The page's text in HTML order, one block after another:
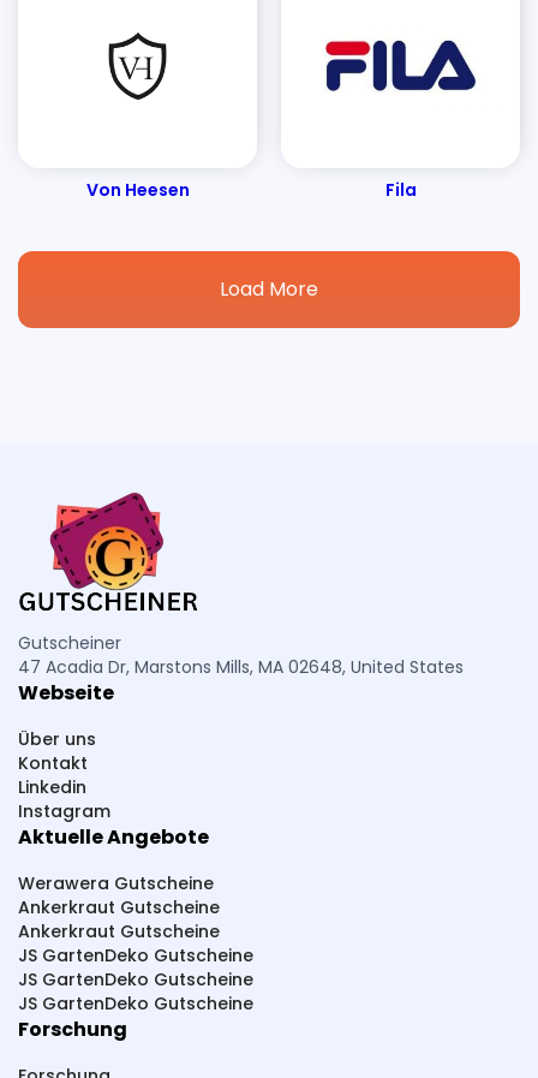
Von Heesen Fila
Load More
Gutscheiner
47 Acadia Dr, Marstons Mills, MA 02648, United States
Webseite
Über uns
Kontakt
Linkedin
Instagram
Aktuelle Angebote
Werawera Gutscheine
Ankerkraut Gutscheine
Ankerkraut Gutscheine
JS GartenDeko Gutscheine
JS GartenDeko Gutscheine
JS GartenDeko Gutscheine
Forschung